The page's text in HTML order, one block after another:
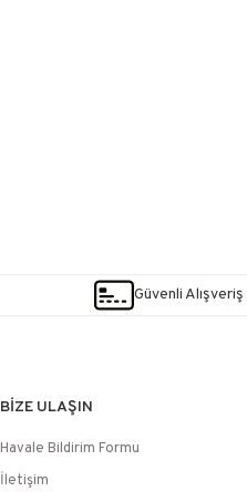
Güvenli Alışveriş
BİZE ULAŞIN
Havale Bildirim Formu
İletişim